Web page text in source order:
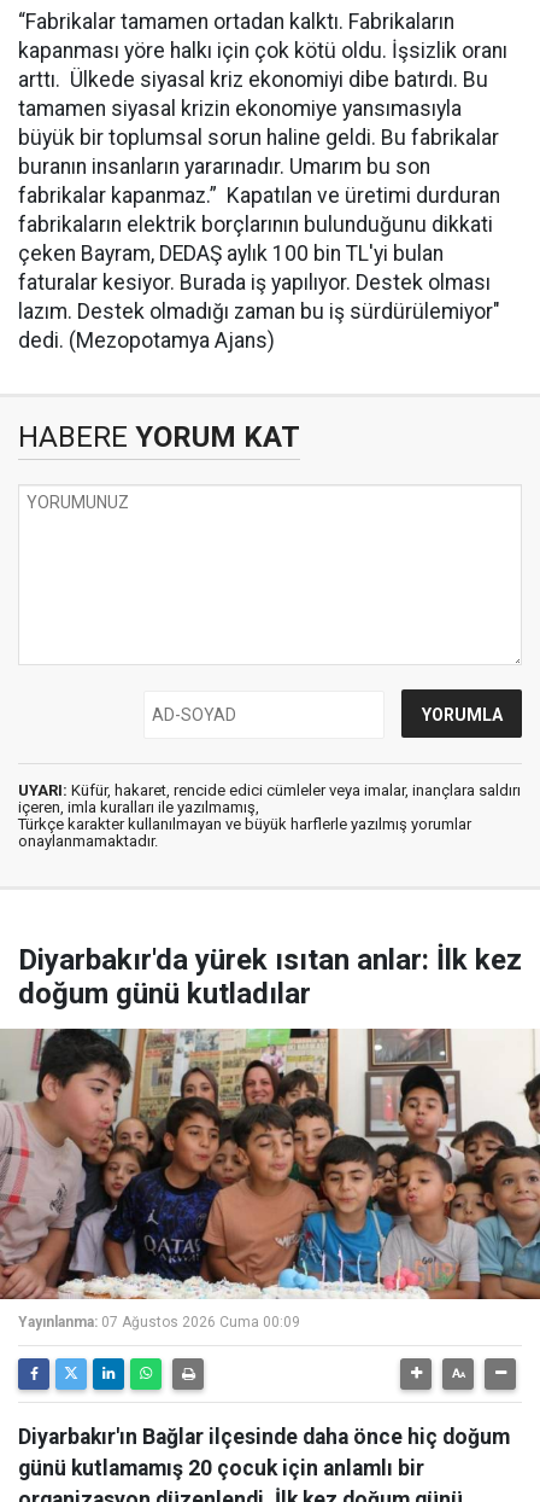
“Fabrikalar tamamen ortadan kalktı. Fabrikaların
kapanması yöre halkı için çok kötü oldu. İşsizlik oranı
arttı. Ülkede siyasal kriz ekonomiyi dibe batırdı. Bu
tamamen siyasal krizin ekonomiye yansımasıyla
büyük bir toplumsal sorun haline geldi. Bu fabrikalar
buranın insanların yararınadır. Umarım bu son
fabrikalar kapanmaz.” Kapatılan ve üretimi durduran
fabrikaların elektrik borçlarının bulunduğunu dikkati
çeken Bayram, DEDAŞ aylık 100 bin TL'yi bulan
faturalar kesiyor. Burada iş yapılıyor. Destek olması
lazım. Destek olmadığı zaman bu iş sürdürülemiyor"
dedi. (Mezopotamya Ajans)
HABERE YORUM KAT
UYARI: Küfür, hakaret, rencide edici cümleler veya imalar, inançlara saldırı
içeren, imla kuralları ile yazılmamış,
Türkçe karakter kullanılmayan ve büyük harflerle yazılmış yorumlar
onaylanmamaktadır.
Diyarbakır'da yürek ısıtan anlar: İlk kez
doğum günü kutladılar
Yayınlanma: 07 Ağustos 2026 Cuma 00:09
Diyarbakır'ın Bağlar ilçesinde daha önce hiç doğum
günü kutlamamış 20 çocuk için anlamlı bir